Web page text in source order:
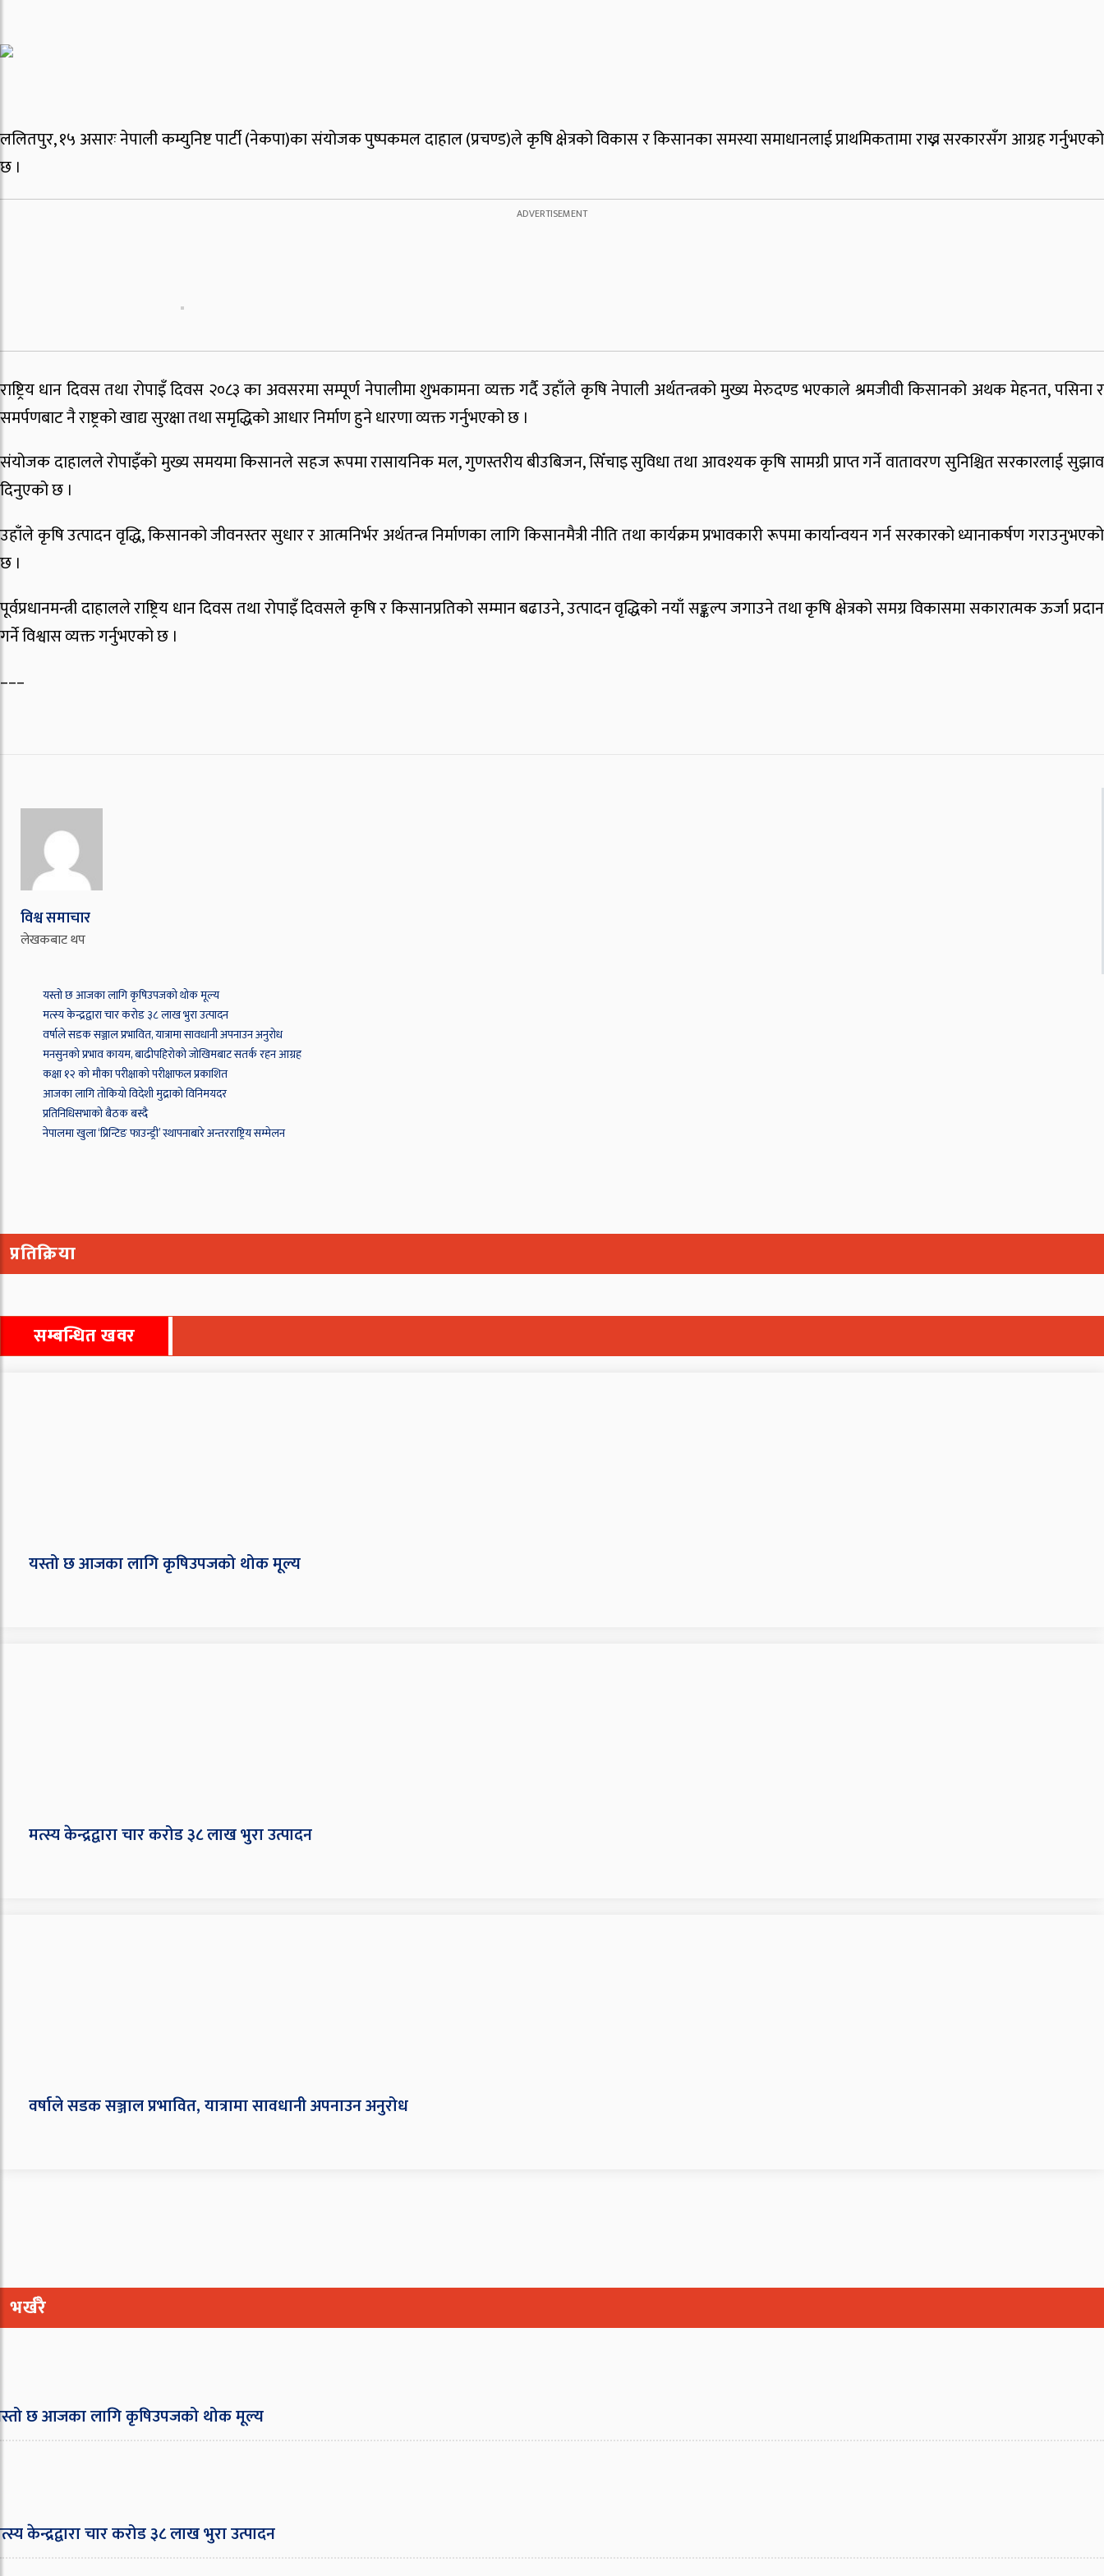
ललितपुर, १५ असारः नेपाली कम्युनिष्ट पार्टी (नेकपा)का संयोजक पुष्पकमल दाहाल (प्रचण्ड)ले कृषि क्षेत्रको विकास र किसानका समस्या समाधानलाई प्राथमिकतामा राख्न सरकारसँग आग्रह गर्नुभएको
छ ।
राष्ट्रिय धान दिवस तथा रोपाइँ दिवस २०८३ का अवसरमा सम्पूर्ण नेपालीमा शुभकामना व्यक्त गर्दै उहाँले कृषि नेपाली अर्थतन्त्रको मुख्य मेरुदण्ड भएकाले श्रमजीवी किसानको अथक मेहनत, पसिना र
समर्पणबाट नै राष्ट्रको खाद्य सुरक्षा तथा समृद्धिको आधार निर्माण हुने धारणा व्यक्त गर्नुभएको छ ।
संयोजक दाहालले रोपाइँको मुख्य समयमा किसानले सहज रूपमा रासायनिक मल, गुणस्तरीय बीउबिजन, सिँचाइ सुविधा तथा आवश्यक कृषि सामग्री प्राप्त गर्ने वातावरण सुनिश्चित सरकारलाई सुझाव
दिनुएको छ ।
उहाँले कृषि उत्पादन वृद्धि, किसानको जीवनस्तर सुधार र आत्मनिर्भर अर्थतन्त्र निर्माणका लागि किसानमैत्री नीति तथा कार्यक्रम प्रभावकारी रूपमा कार्यान्वयन गर्न सरकारको ध्यानाकर्षण गराउनुभएको
छ ।
पूर्वप्रधानमन्त्री दाहालले राष्ट्रिय धान दिवस तथा रोपाइँ दिवसले कृषि र किसानप्रतिको सम्मान बढाउने, उत्पादन वृद्धिको नयाँ सङ्कल्प जगाउने तथा कृषि क्षेत्रको समग्र विकासमा सकारात्मक ऊर्जा प्रदान
गर्ने विश्वास व्यक्त गर्नुभएको छ ।
–––
विश्व समाचार
लेखकबाट थप
यस्तो छ आजका लागि कृषिउपजको थोक मूल्य
मत्स्य केन्द्रद्वारा चार करोड ३८ लाख भुरा उत्पादन
वर्षाले सडक सञ्जाल प्रभावित, यात्रामा सावधानी अपनाउन अनुरोध
मनसुनको प्रभाव कायम, बाढीपहिरोको जोखिमबाट सतर्क रहन आग्रह
कक्षा १२ को मौका परीक्षाको परीक्षाफल प्रकाशित
आजका लागि तोकियो विदेशी मुद्राको विनिमयदर
प्रतिनिधिसभाको बैठक बस्दै
नेपालमा खुला ‘प्रिन्टिङ फाउन्ड्री’ स्थापनाबारे अन्तरराष्ट्रिय सम्मेलन
प्रतिक्रिया
सम्बन्धित खवर
यस्तो छ आजका लागि कृषिउपजको थोक मूल्य
मत्स्य केन्द्रद्वारा चार करोड ३८ लाख भुरा उत्पादन
वर्षाले सडक सञ्जाल प्रभावित, यात्रामा सावधानी अपनाउन अनुरोध
भर्खरै
छ आजका लागि कृषिउपजको थोक मूल्य
केन्द्रद्वारा चार करोड ३८ लाख भुरा उत्पादन